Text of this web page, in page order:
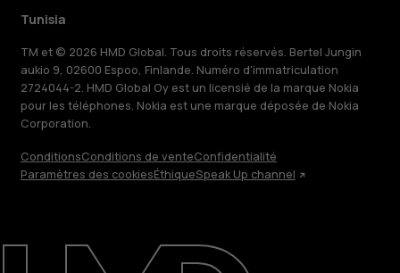
Réparer, réutiliser, recycler
Tunisia
TM et © 2026 HMD Global. Tous droits réservés. Bertel Jungin
aukio 9, 02600 Espoo, Finlande. Numéro d'immatriculation
2724044-2. HMD Global Oy est un licensié de la marque Nokia
pour les téléphones. Nokia est une marque déposée de Nokia
Corporation.
ConditionsConditions de venteConfidentialité
Paramètres des cookiesÉthiqueSpeak Up channel